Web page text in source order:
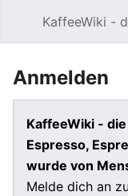
KaffeeWiki -
Anmelden
KaffeeWiki -
Espresso,
wurde von
Melde dich an